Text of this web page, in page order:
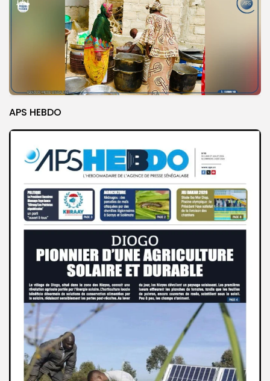
APS HEBDO